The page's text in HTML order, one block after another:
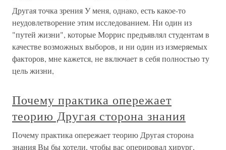
Другая точка зрения У меня, однако, есть какое-то
неудовлетворение этим исследованием. Ни один из
"путей жизни", которые Моррис предъявлял студентам в
качестве возможных выборов, и ни один из измеряемых
факторов, мне кажется, не включает в себя полностью ту
цель жизни,
Почему практика опережает
теорию Другая сторона знания
Почему практика опережает теорию Другая сторона
знания Вы бы хотели, чтобы вас оперировал хирург,